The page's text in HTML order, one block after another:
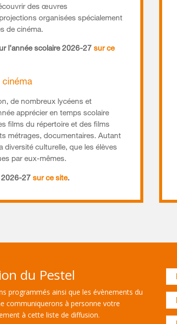
des œuvres
organisées spécialement
de cinéma.
l’année scolaire 2026-27sur ce
cinéma
de nombreux lycéens et
apprécier en temps scolaire
films du répertoire et des films
métrages, documentaires. Autant
diversité culturelle, que les élèves
par eux-mêmes.
2026-27sur ce site.
du Pestel
programmés ainsi que les évènements du
communiquerons à personne votre
à cette liste de diffusion.